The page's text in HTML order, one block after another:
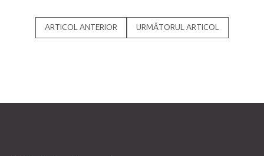
ARTICOL ANTERIOR URMĂTORUL ARTICOL